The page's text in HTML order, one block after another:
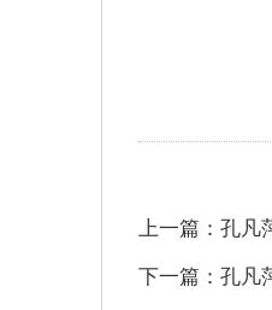
上一篇：孔凡
下一篇：孔凡